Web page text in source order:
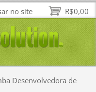
Desenvolvedora de
R$0,00
no site